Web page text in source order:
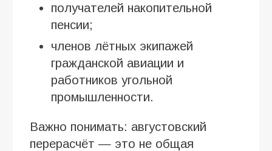
получателей накопительной
пенсии;
членов лётных экипажей
гражданской авиации и
работников угольной
промышленности.
Важно понимать: августовский
перерасчёт — это не общая